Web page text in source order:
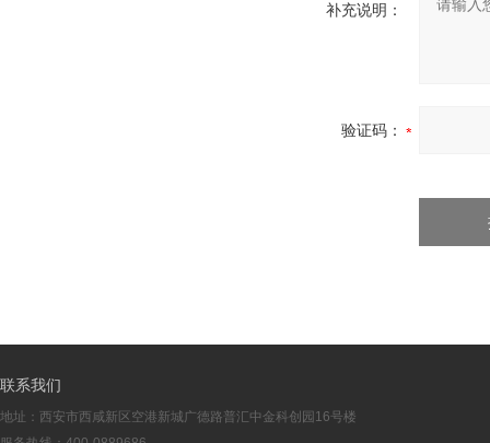
补充说明：
验证码：
联系我们
地址：西安市西咸新区空港新城广德路普汇中金科创园16号楼